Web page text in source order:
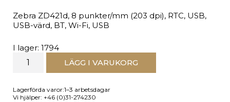
Zebra ZD421d, 8 punkter/mm (203 dpi), RTC, USB,
USB-värd, BT, Wi-Fi, USB
I lager: 1794
LÄGG I VARUKORG
Lagerförda varor:1–3 arbetsdagar
Vi hjälper: +46 (0)31-274230